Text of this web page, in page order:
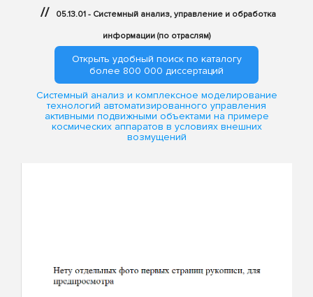
// 05.13.01 - Системный анализ, управление и обработка
информации (по отраслям)
Открыть удобный поиск по каталогу
более 800 000 диссертаций
Системный анализ и комплексное моделирование
технологий автоматизированного управления
активными подвижными объектами на примере
космических аппаратов в условиях внешних
возмущений